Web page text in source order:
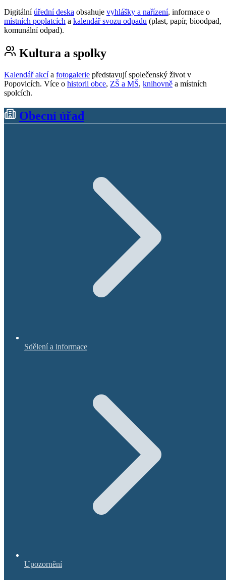
Digitální úřední deska obsahuje vyhlášky a nařízení, informace o
místních poplatcích a kalendář svozu odpadu (plast, papír, bioodpad,
komunální odpad).
Kultura a spolky
Kalendář akcía fotogalerie představují společenský život v
Popovicích. Více o historii obce, ZŠ a MŠ, knihovně a místních
spolcích.
Obecní úřad
Sdělení a informace
Upozornění